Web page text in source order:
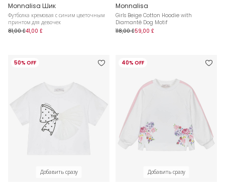
Monnalisa Шик
Футболка кремовая с синим цветочным
принтом для девочек
81,00 £41,00 £
Monnalisa
Girls Beige Cotton Hoodie with
Diamanté Dog Motif
118,00 £59,00 £
50% OFF
Добавить сразу
40% OFF
Добавить сразу